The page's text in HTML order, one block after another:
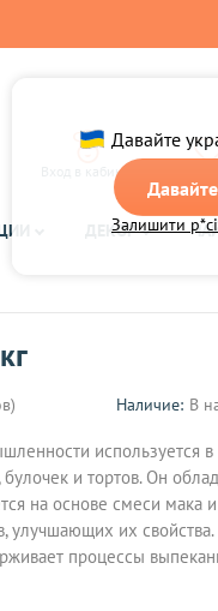
Давайте
Залишити
Вход в кабинет
ДЕКОР
Наличие: В
используется в
и тортов. Он
на основе смеси мака и
улучшающих их свойства.
процессы